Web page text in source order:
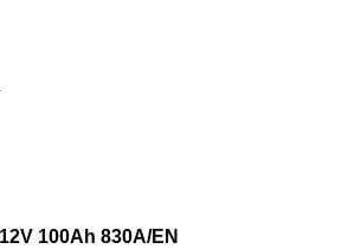
100Ah 830A/EN